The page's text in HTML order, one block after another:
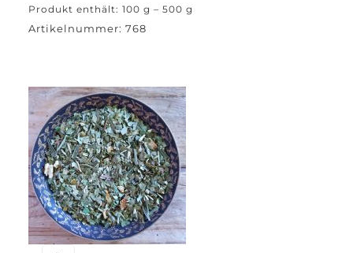
Produkt enthält: 100 g – 500 g
Artikelnummer: 768